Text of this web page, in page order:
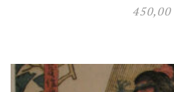
450,00